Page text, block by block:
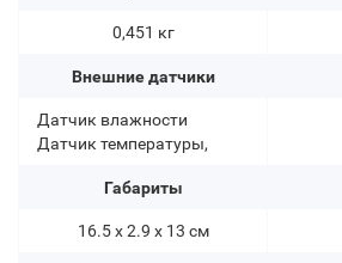
0,451 кг
Внешние датчики
Датчик влажности
Датчик температуры,
Габариты
16.5 x 2.9 x 13 см